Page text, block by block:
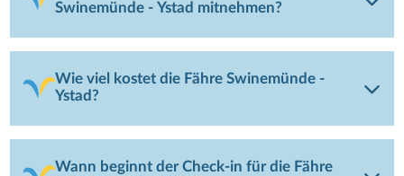
Swinemünde - Ystad mitnehmen?
Wie viel kostet die Fähre Swinemünde -
Ystad?
Wann beginnt der Check-in für die Fähre